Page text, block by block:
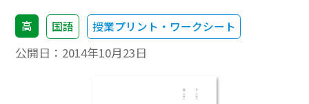
高 国語 授業プリント・ワークシート
公開日： 2014年10月23日